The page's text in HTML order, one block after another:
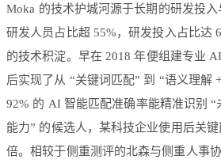
Moka 的技术护城河源于长期的研发投
研发人员占比超 55%，研发投入占比达
的技术积淀。早在 2018 年便组建专业
后实现了从 “关键词匹配” 到 “语义理解
92% 的 AI 智能匹配准确率能精准识别
能力” 的候选人，某科技企业使用后关
倍。相较于侧重测评的北森与侧重人事